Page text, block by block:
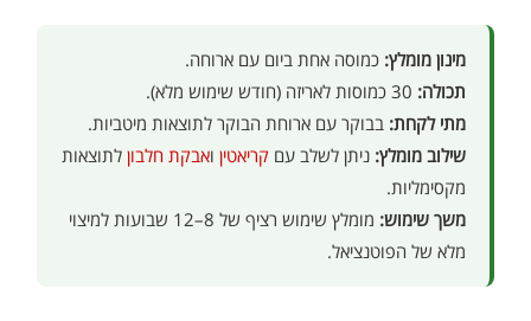
מינון מומלץ: כמוסה אחת ביום עם ארוחה.
תכולה:
מתי לקחת: בבוקר עם ארוחת הבוקר לתוצאות מיטביות.
שילוב מומלץ: ניתן לשלב עם קריאטין ואבקת חלבון לתוצאות
מקסימליות.
משך שימוש:
מומלץ שימוש רציף של 8–12 שבועות למיצוי
מלא של הפוטנציאל.